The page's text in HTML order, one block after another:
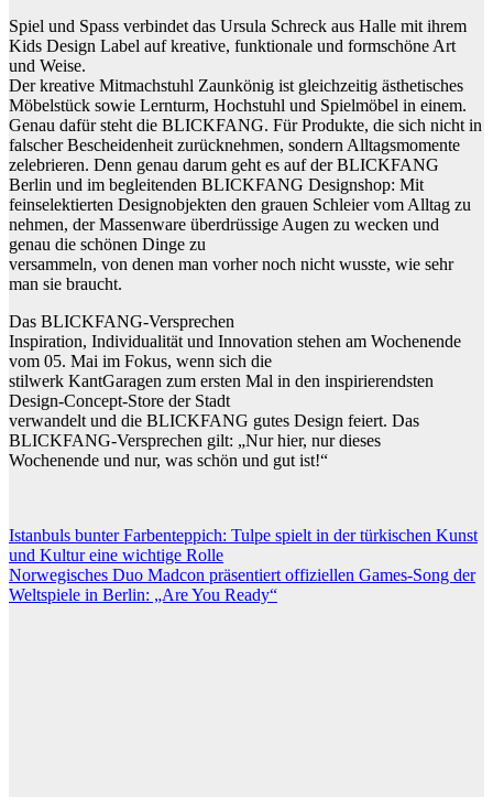
Spiel und Spass verbindet das Ursula Schreck aus Halle mit ihrem
Kids Design Label auf kreative, funktionale und formschöne Art
und Weise.
Der kreative Mitmachstuhl Zaunkönig ist gleichzeitig ästhetisches
Möbelstück sowie Lernturm, Hochstuhl und Spielmöbel in einem.
Genau dafür steht die BLICKFANG. Für Produkte, die sich nicht in
falscher Bescheidenheit zurücknehmen, sondern Alltagsmomente
zelebrieren. Denn genau darum geht es auf der BLICKFANG
Berlin und im begleitenden BLICKFANG Designshop: Mit
feinselektierten Designobjekten den grauen Schleier vom Alltag zu
nehmen, der Massenware überdrüssige Augen zu wecken und
genau die schönen Dinge zu
versammeln, von denen man vorher noch nicht wusste, wie sehr
man sie braucht.
Das BLICKFANG-Versprechen
Inspiration, Individualität und Innovation stehen am Wochenende
vom 05. Mai im Fokus, wenn sich die
stilwerk KantGaragen zum ersten Mal in den inspirierendsten
Design-Concept-Store der Stadt
verwandelt und die BLICKFANG gutes Design feiert. Das
BLICKFANG-Versprechen gilt: „Nur hier, nur dieses
Wochenende und nur, was schön und gut ist!“
Beitragsnavigation
Istanbuls bunter Farbenteppich: Tulpe spielt in der türkischen Kunst
und Kultur eine wichtige Rolle
Norwegisches Duo Madcon präsentiert offiziellen Games-Song der
Weltspiele in Berlin: „Are You Ready“